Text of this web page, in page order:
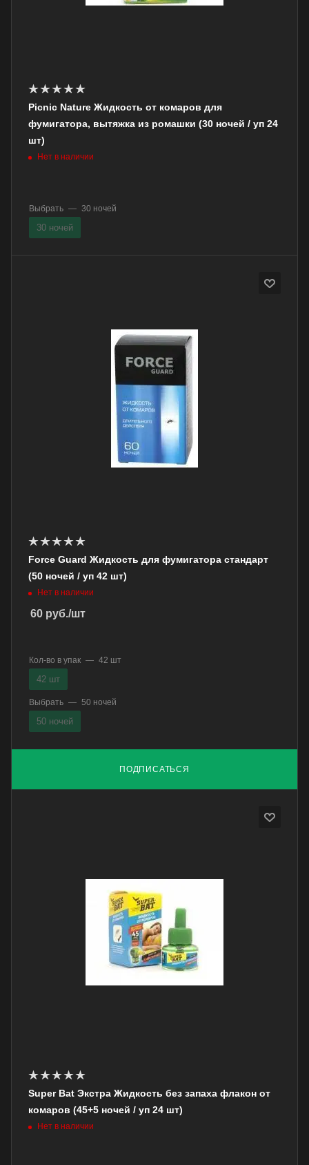
Picnic Nature Жидкость от комаров для
фумигатора, вытяжка из ромашки (30 ночей / уп 24
шт)
Нет в наличии
Выбрать — 30 ночей
30 ночей
Force Guard Жидкость для фумигатора стандарт
(50 ночей / уп 42 шт)
Нет в наличии
60 руб./шт
ПОДПИСАТЬСЯ
Кол-во в упак — 42 шт
42 шт
Выбрать — 50 ночей
50 ночей
Super Bat Экстра Жидкость без запаха флакон от
комаров (45+5 ночей / уп 24 шт)
Нет в наличии